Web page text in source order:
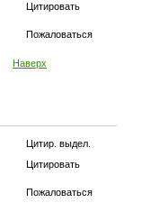
Цитировать
Пожаловаться
Наверх
Цитир. выдел.
Цитировать
Пожаловаться